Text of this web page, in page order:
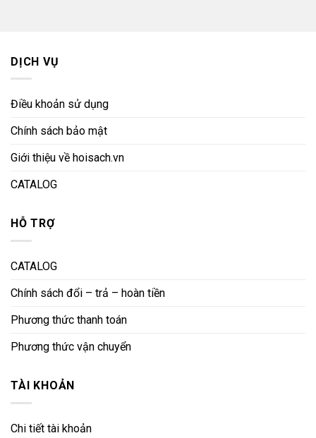
DỊCH VỤ
Điều khoản sử dụng
Chính sách bảo mật
Giới thiệu về hoisach.vn
CATALOG
HỖ TRỢ
CATALOG
Chính sách đổi – trả – hoàn tiền
Phương thức thanh toán
Phương thức vận chuyển
TÀI KHOẢN
Chi tiết tài khoản